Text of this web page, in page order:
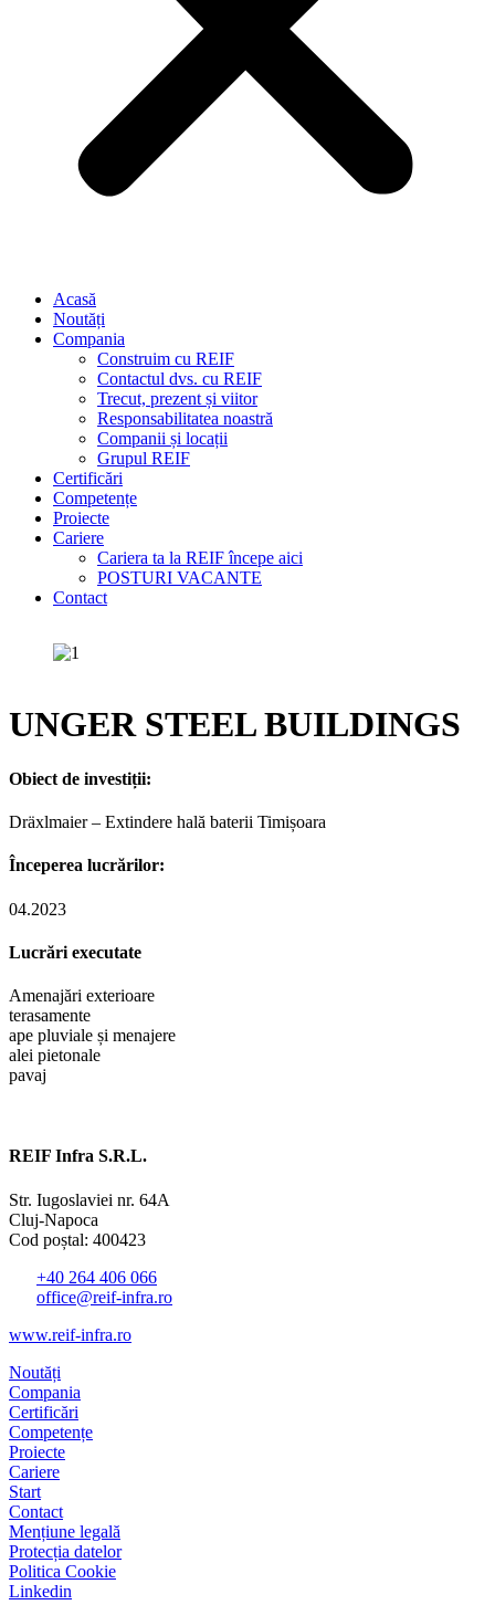
Acasă
Noutăți
Compania
Construim cu REIF
Contactul dvs. cu REIF
Trecut, prezent și viitor
Responsabilitatea noastră
Companii și locații
Grupul REIF
Certificări
Competențe
Proiecte
Cariere
Cariera ta la REIF începe aici
POSTURI VACANTE
Contact
UNGER STEEL BUILDINGS
Obiect de investiții:
Dräxlmaier – Extindere hală baterii Timișoara
Începerea lucrărilor:
04.2023
Lucrări executate
Amenajări exterioare
terasamente
ape pluviale și menajere
alei pietonale
pavaj
REIF Infra S.R.L.
Str. Iugoslaviei nr. 64A
Cluj-Napoca
Cod poștal: 400423
+40 264 406 066
office@reif-infra.ro
www.reif-infra.ro
Noutăți
Compania
Certificări
Competențe
Proiecte
Cariere
Start
Contact
Mențiune legală
Protecția datelor
Politica Cookie
Linkedin